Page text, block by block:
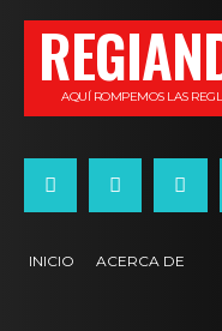
AQUÍ ROMPEMOS LAS
INICIO ACERCA DE